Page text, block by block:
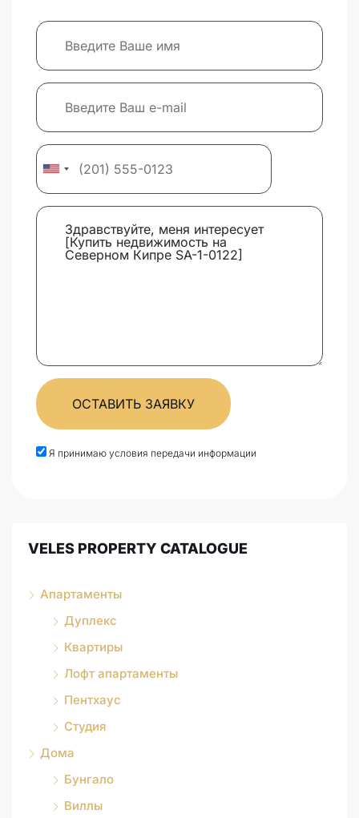
ОСТАВИТЬ ЗАЯВКУ
Я принимаю условия передачи информации
VELES PROPERTY CATALOGUE
Апартаменты
Дуплекс
Квартиры
Лофт апартаменты
Пентхаус
Студия
Дома
Бунгало
Виллы